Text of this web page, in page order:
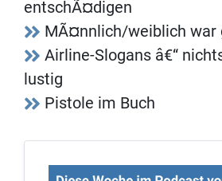
entschÃ¤digen
MÃ¤nnlich/weiblich war
Airline-Slogans â€“
lustig
Pistole im Buch